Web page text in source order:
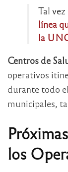
Tal
línea
la
Centros de
operativos
durante todo
municipales,
los